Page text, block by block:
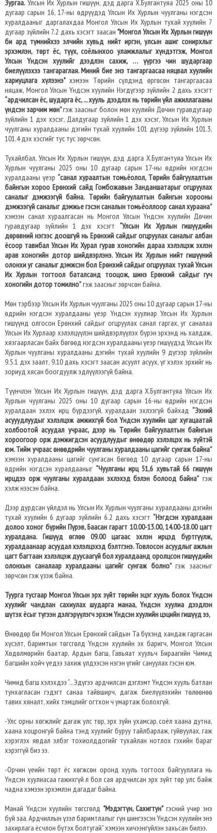
Зургаа. Улсын Их Хурлын гишүүн, дэд дарга Х.Булгантуяа 2025 оны 10
дугаар сарын 16, 17-ны өдрүүдэд Улсын Их Хурлын чуулганы нэгдсэн
хуралдааныг даргалахдаа Монгол Улсын Их Хурлын тухай хуулийн 7
дугаар зүйлийн 7.2 дахь хэсэгт заасан "Монгол Улсын Их Хурлын гишүүн
би ард түмнийхээ элчийн хувьд нийт иргэн, улсын ашиг сонирхлыг
эрхэмлэн, төрт ёс, түүх, соёлынхоо уламжлалыг хүндэтгэж, Монгол
Улсын Үндсэн хуулийг дээдлэн сахиж, … үүргээ чин шударгаар
биелүүлэхээ тангараглая. Миний бие энэ тангаргаасаа няцвал хуулийн
хариуцлага хүлээнэ" хэмээн Төрийн сүлдэнд өргөсөн тангаргаасаа
няцаж, Монгол Улсын Үндсэн хуулийн Нэгдүгээр зүйлийн 2 дахь хэсэгт
“ардчилсан ёс, шударга ёс, ... хууль дээдлэх нь төрийн үйл ажиллагааны
үндсэн зарчим мөн”гэж заасныг болон мөн хуулийн Дөчин гуравдугаар
зүйлийн 1 дэх хэсэг, Далдугаар зүйлийн 1 дэх хэсэг, Улсын Их Хурлын
чуулганы хуралдааны дэгийн тухай хуулийн 101 дүгээр зүйлийн 101.3,
101.4 дэх хэсгийг тус тус зөрчсөн.
Тухайлбал, Улсын Их Хурлын гишүүн, дэд дарга Х.Булгантуяа Улсын Их
Хурлын чуулганы 2025 оны 10 дугаар сарын 17-ны өдрийн нэгдсэн
хуралдааны үеэр “санал хураалтын томьёолол, Төрийн байгуулалтын
байнгын хороо Ерөнхий сайд Гомбожавын Занданшатарыг огцруулах
саналыг дэмжээгүй байна. Төрийн байгуулалтын байнгын хорооны
дэмжээгүй саналыг дэмжье гэсэн саналын томьёоллоор санал хураана”
хэмээн санал хураалгасан нь Монгол Улсын Үндсэн хуулийн Дөчин
гуравдугаар зүйлийн 1 дэх хэсэгт “Улсын Их Хурлын гишүүдийн
дөрөвний нэгээс доошгүй нь Ерөнхий сайдыг огцруулах саналыг албан
ёсоор тавибал Улсын Их Хурал гурав хоногийн дараа хэлэлцэж эхлэн
арав хоногийн дотор шийдвэрлэнэ. Улсын Их Хурлын нийт гишүүний
олонхи уг саналыг дэмжсэн бол Ерөнхий сайдыг огцруулах тухай Улсын
Их Хурлын тогтоол баталсанд тооцож, шинэ Ерөнхий сайдыг гуч
хоногийн дотор томилно”гэж заасныг зөрчсөн байна.
Мөн тэрбээр Улсын Их Хурлын чуулганы 2025 оны 10 дугаар сарын 17-ны
өдрийн нэгдсэн хуралдааны үеэр Үндсэн хуулиар Улсын Их Хурлын
гишүүнд олгосон Ерөнхий сайдыг огцруулах санал гаргах, уг саналаа
Улсын Их Хурлаар хэлэлцүүлэн шийдвэрлүүлэх бүрэн эрхэнд нь халдаж,
хязгаарласан байх бөгөөд нэгдсэн хуралдааны үеэр гишүүдэд Улсын Их
Хурлын чуулганы хуралдааны дэгийн тухай хуулийн 9 дүгээр зүйлийн
9.5.1 дэх заалт, 9.10 дахь хэсэгт заасан асуулт асуух, үг хэлэх эрхийг нь
зориуд хясан боогдуулж эдлүүлээгүй байна.
Түүнчлэн Улсын Их Хурлын гишүүн, дэд дарга Х.Булгантуяа Улсын Их
Хурлын чуулганы 2025 оны 10 дугаар сарын 16-ны өдрийн нэгдсэн
хуралдаан эхлэх ирц бүрдээгүй, хуралдаан эхлээгүй байхад “Эхний
асууудлуудыг хэлэлцэж амжихгүй бол Үндсэн хуулийн цаг хугацаатай
холбоотой асуудал учраас, дээр нь Төрийн байгуулалтын байнгын
хороогоор орж дэмжигдсэн асуудлуудыг өнөөдөр хэлэлцэх нь зүйтэй
юм. Тийм учраас өнөөдрийн чуулганы хуралдааны цагийг сунгаж байна”
хэмээн хуралдааны цагийг сунгасан бөгөөд 10 дугаар сарын 17-ны
өдрийн нэгдсэн хуралдааныг “Чуулганы ирц 51,6 хувьтай 66 гишүүн
ирцдээ орж чуулганы хуралдаан эхлэхэд бэлэн болоод байна” гэж
хэлж нээсэн байна.
Дээр дурдсан үйлдэл нь Улсын Их Хурлын чуулганы хуралдааны дэгийн
тухай хуулийн 6 дугаар зүйлийн 6.2 дахь хэсэгт“Нэгдсэн хуралдаан
долоо хоног бүрийн Пүрэв, Баасан гарагт 10.00-13.00, 14.00-18.00 цагт
хуралдана. Гишүүд өглөө 09.00 цагаас эхлэн ирцэд бүртгүүлж,
хуралдаанаар асуудал хэлэлцэхэд бэлтгэнэ. Товлосон асуудлыг ажлын
цагт багтаан хэлэлцэж дуусаагүй бол хуралдаанд оролцсон гишүүдийн
олонхын саналаар хуралдааны цагийг сунгаж болно”гэж заасныг
зөрчсөн гэж үзэж байна.
Туурга тусгаар Монгол Улсын эрх зүйт төрийн эцэг хууль болох Үндсэн
хуулийг чандлан сахиулах шударга манаа, Үндсэн хуулиа дээдлэн
шүтэх ёсыг түгээн дэлгэрүүлэгч эрхэм Үндсэн хуулийн цэцийн гишүүд ээ,
Өнөөдөр би Монгол Улсын Ерөнхий сайдын Та бүхэнд хандаж гаргасан
хүсэлт, баримтын төгсгөлд Үндсэн хуулийн эх баригч, Монгол Улсын
Хөдөлмөрийн баатар, Ардын багш, Гавьяат хуульч Бираагийн Чимид
багшийн хойч үедээ захиж үлдээсэн нэгэн үгийг сануулах гэсэн юм.
Чимид багш хэлэхдээ “...Эдүгээ ардчилсан дэглэмт Үндсэн хууль батлан
тунхагласан гэдэгт санаа тайвширч, дагаж биелүүлэхийн төлөөнөө
тавих хяналт, хийх тэмцлийг огтхон ч умартаж болохгүй.
-Улс орны хөгжлийг дагаж улс төр, эрх зүйн ухамсар, соёл хаана дутна,
хаана хоцронгуй байна тэнд хуулийг буруу тайлбарлаж, гуйвуулах, гаж
хэрэглэх явдал элбэг тохиолддогийг тухайлан нотлох гэхийн бараг
хэрэггүй биз ээ.
-Орчин үеийн төрт ёс хөгжсөн оронд хууль тогтоох байгууллага нь
Үндсэн хуулиасаа гажихгүй л бол сая ардчилсан эрх зүйт төр улс байж
чадна хэмээн эрхэмлэн дагадаг байна.
Манай Үндсэн хуулийн төгсгөлд "Мэдэгтүн, Сахигтун"гэсний учир энэ
буй заа. Ардчиллын үзэл баримтлалыг гүн шингээсэн Үндсэн хуулийн энэ
захирлага ёсчлон бүтэх болтугай” хэмээн хичээнгүйлэн захьсан билээ.